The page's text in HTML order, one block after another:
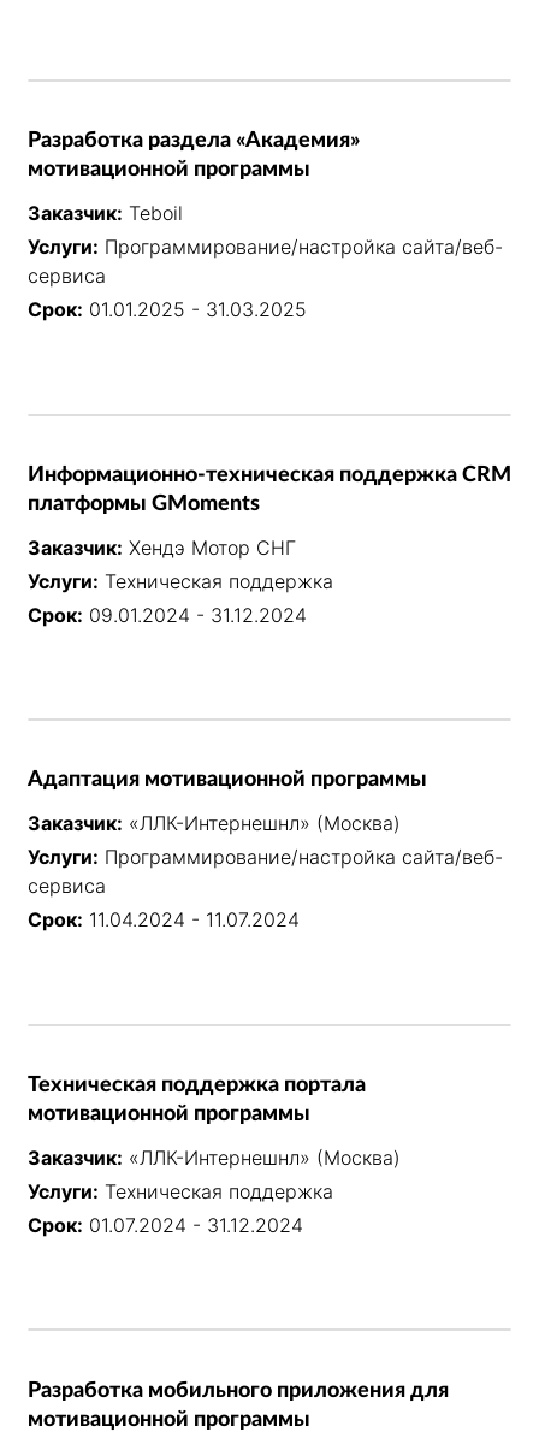
Разработка раздела «Академия»
мотивационной программы
Заказчик: Teboil
Услуги: Программирование/настройка сайта/веб-
сервиса
Срок: 01.01.2025 - 31.03.2025
Информационно-техническая поддержка CRM
платформы GMoments
Заказчик: Хендэ Мотор СНГ
Услуги: Техническая поддержка
Срок: 09.01.2024 - 31.12.2024
Адаптация мотивационной программы
Заказчик: «ЛЛК-Интернешнл» (Москва)
Услуги: Программирование/настройка сайта/веб-
сервиса
Срок: 11.04.2024 - 11.07.2024
Техническая поддержка портала
мотивационной программы
Заказчик: «ЛЛК-Интернешнл» (Москва)
Услуги: Техническая поддержка
Срок: 01.07.2024 - 31.12.2024
Разработка мобильного приложения для
мотивационной программы